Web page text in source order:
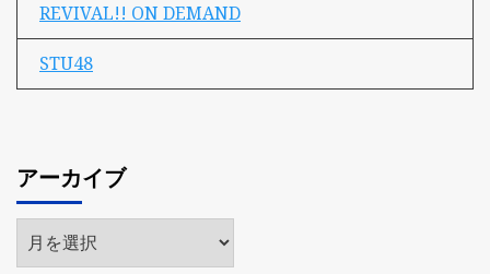
REVIVAL!! ON DEMAND
STU48
アーカイブ
ア
ー